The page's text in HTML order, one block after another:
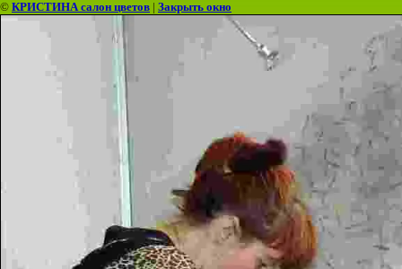
© КРИСТИНА салон цветов | Закрыть окно